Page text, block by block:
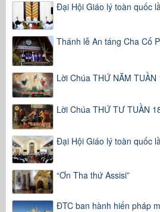
Đại Hội Giáo lý toàn quốc
Thánh lễ An táng Cha Cố
Lời Chúa THỨ NĂM TUẦN
Lời Chúa THỨ TƯ TUẦN
Đại Hội Giáo lý toàn quốc
“Ơn Tha thứ Assisi”
ĐTC ban hành hiến pháp